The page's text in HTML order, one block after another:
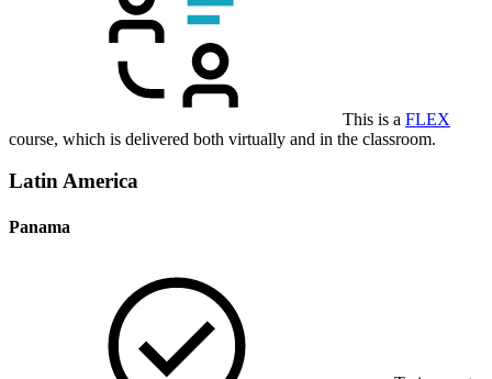
This is a FLEX
course, which is delivered both virtually and in the classroom.
Latin America
Panama